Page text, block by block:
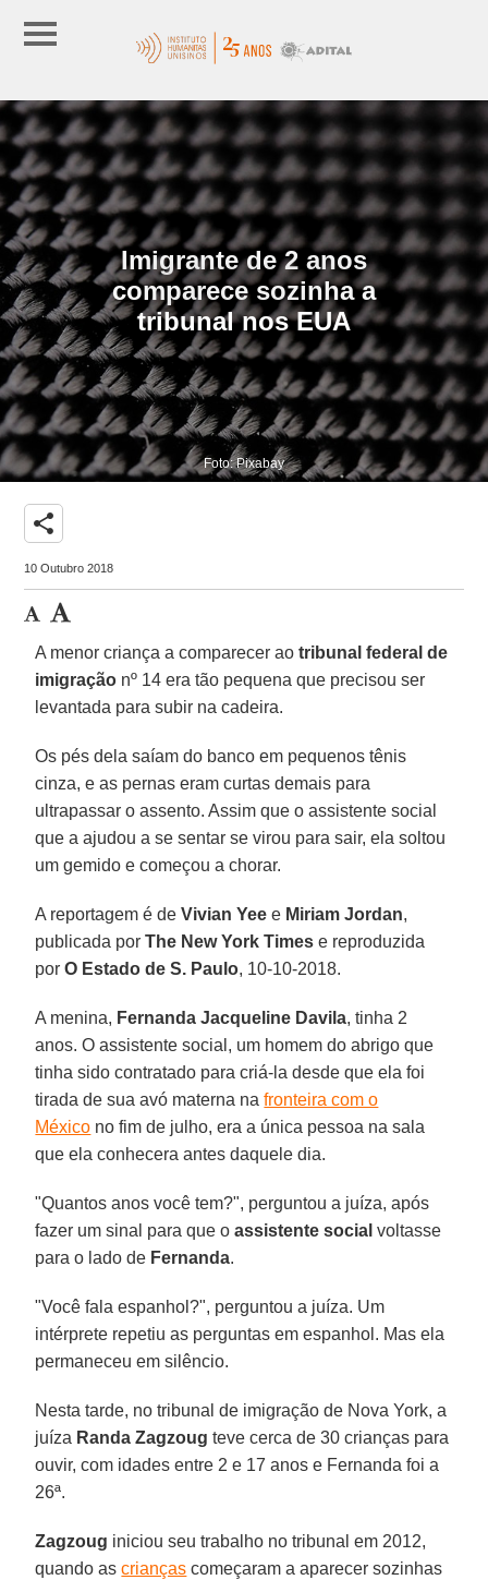
Imigrante de 2 anos
comparece sozinha a
tribunal nos EUA
Foto: Pixabay
share
10 Outubro 2018
A menor criança a comparecer aotribunal federal de
imigração nº 14 era tão pequena que precisou ser
levantada para subir na cadeira.
Os pés dela saíam do banco em pequenos tênis
cinza, e as pernas eram curtas demais para
ultrapassar o assento. Assim que o assistente social
que a ajudou a se sentar se virou para sair, ela soltou
um gemido e começou a chorar.
A reportagem é de Vivian Yee e Miriam Jordan,
publicada porThe New York Times e reproduzida
por O Estado de S. Paulo, 10-10-2018.
A menina, Fernanda Jacqueline Davila, tinha 2
anos. O assistente social, um homem do abrigo que
tinha sido contratado para criá-la desde que ela foi
tirada de sua avó materna nafronteira com o
México no fim de julho, era a única pessoa na sala
que ela conhecera antes daquele dia.
"Quantos anos você tem?", perguntou a juíza, após
fazer um sinal para que oassistente social voltasse
para o lado de Fernanda.
"Você fala espanhol?", perguntou a juíza. Um
intérprete repetiu as perguntas em espanhol. Mas ela
permaneceu em silêncio.
Nesta tarde, no tribunal de imigração de Nova York, a
juíza Randa Zagzoug teve cerca de 30 crianças para
ouvir, com idades entre 2 e 17 anos e Fernanda foi a
26ª.
Zagzoug iniciou seu trabalho no tribunal em 2012,
quando ascrianças começaram a aparecer sozinhas